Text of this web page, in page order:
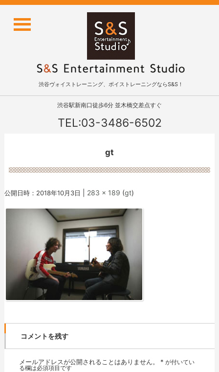
渋谷ヴォイストレーニング、ボイストレーニングならS&S！
渋谷駅新南口徒歩6分 並木橋交差点すぐ
TEL:03-3486-6502
gt
公開日時： 2018年10月3日 283 × 189 (gt)
コメントを残す
メールアドレスが公開されることはありません。 * が付いてい
る欄は必須項目です